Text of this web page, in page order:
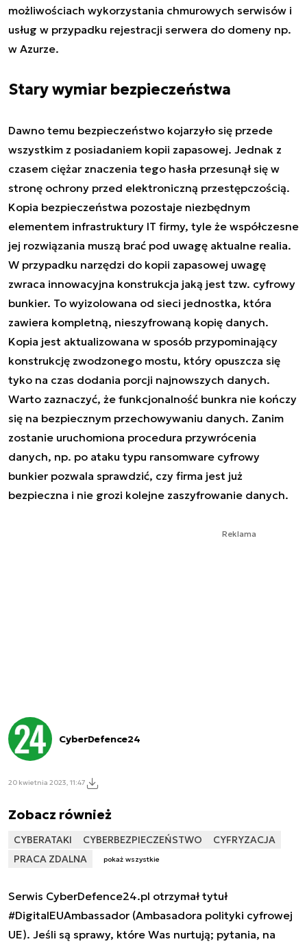
możliwościach wykorzystania chmurowych serwisów i
usług w przypadku rejestracji serwera do domeny np.
w Azurze.
Stary wymiar bezpieczeństwa
Dawno temu bezpieczeństwo kojarzyło się przede
wszystkim z posiadaniem kopii zapasowej. Jednak z
czasem ciężar znaczenia tego hasła przesunął się w
stronę ochrony przed elektroniczną przestępczością.
Kopia bezpieczeństwa pozostaje niezbędnym
elementem infrastruktury IT firmy, tyle że współczesne
jej rozwiązania muszą brać pod uwagę aktualne realia.
W przypadku narzędzi do kopii zapasowej uwagę
zwraca innowacyjna konstrukcja jaką jest tzw. cyfrowy
bunkier. To wyizolowana od sieci jednostka, która
zawiera kompletną, nieszyfrowaną kopię danych.
Kopia jest aktualizowana w sposób przypominający
konstrukcję zwodzonego mostu, który opuszcza się
tyko na czas dodania porcji najnowszych danych.
Warto zaznaczyć, że funkcjonalność bunkra nie kończy
się na bezpiecznym przechowywaniu danych. Zanim
zostanie uruchomiona procedura przywrócenia
danych, np. po ataku typu ransomware cyfrowy
bunkier pozwala sprawdzić, czy firma jest już
bezpieczna i nie grozi kolejne zaszyfrowanie danych.
Reklama
CyberDefence24
20 kwietnia 2023, 11:47
Zobacz również
CYBERATAKI CYBERBEZPIECZEŃSTWO
CYFRYZACJA
PRACA ZDALNA
pokaż wszystkie
Serwis CyberDefence24.pl otrzymał tytuł
#DigitalEUAmbassador (Ambasadora polityki cyfrowej
UE). Jeśli są sprawy, które Was nurtują; pytania, na